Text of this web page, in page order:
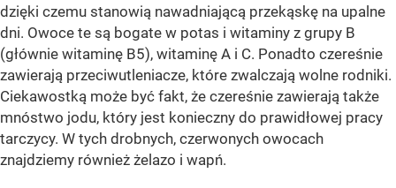
dzięki czemu stanowią nawadniającą przekąskę na upalne
dni. Owoce te są bogate w potas i witaminy z grupy B
(głównie witaminę B5), witaminę A i C. Ponadto czereśnie
zawierają przeciwutleniacze, które zwalczają wolne rodniki.
Ciekawostką może być fakt, że czereśnie zawierają także
mnóstwo jodu, który jest konieczny do prawidłowej pracy
tarczycy. W tych drobnych, czerwonych owocach
znajdziemy również żelazo i wapń.